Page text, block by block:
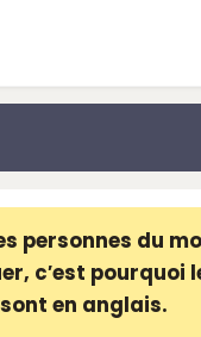
personnes du
c′est pourquoi
en anglais.